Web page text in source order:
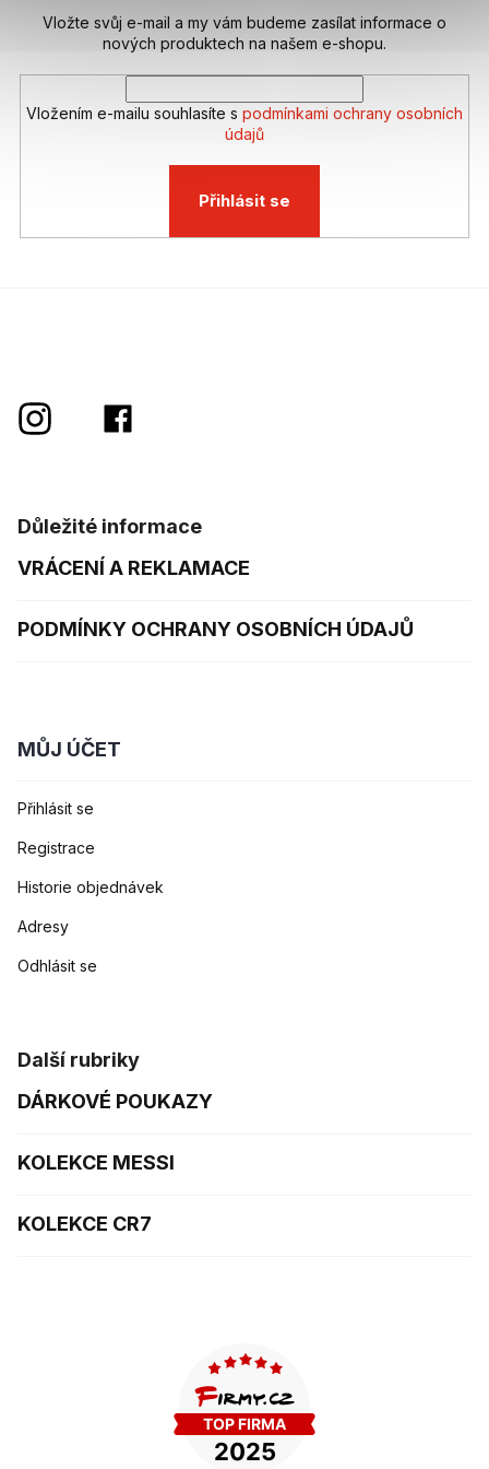
Vložte svůj e-mail a my vám budeme zasílat informace o
nových produktech na našem e-shopu.
Vložením e-mailu souhlasíte s podmínkami ochrany osobních
údajů
Přihlásit se
Důležité informace
VRÁCENÍ A REKLAMACE
PODMÍNKY OCHRANY OSOBNÍCH ÚDAJŮ
MŮJ ÚČET
Přihlásit se
Registrace
Historie objednávek
Adresy
Odhlásit se
Další rubriky
DÁRKOVÉ POUKAZY
KOLEKCE MESSI
KOLEKCE CR7